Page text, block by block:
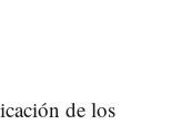
de los